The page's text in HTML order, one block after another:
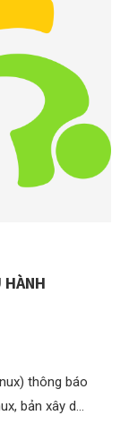
HÀNH
thông báo
bản xây d…